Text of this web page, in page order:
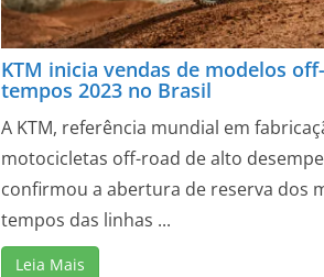
KTM inicia vendas de modelos
tempos 2023 no Brasil
A KTM, referência mundial em
motocicletas off-road de alto
confirmou a abertura de reserva dos
tempos das linhas ...
Leia Mais